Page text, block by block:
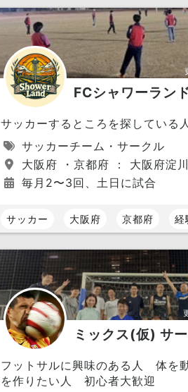
FCシャワーラン
サッカーするところを探している
サッカーチーム・サークル
大阪府 ・京都府 ： 大阪府淀
毎月2〜3回、土日に試合
サッカー 大阪府 京都府 経
ミックス(仮) サ
フットサルに興味のある人 体を
を作りたい人 初心者大歓迎